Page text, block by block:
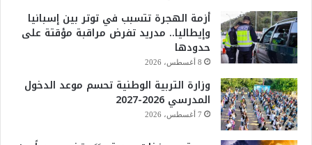
أزمة الهجرة تتسبب في توتر بين إسبانيا
وإيطاليا.. مدريد تفرض مراقبة مؤقتة على
حدودها
8 أغسطس، 2026
وزارة التربية الوطنية تحسم موعد الدخول
المدرسي 2026-2027
7 أغسطس، 2026